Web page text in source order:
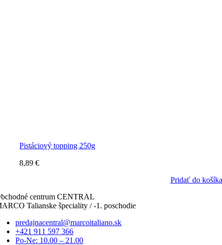
Pistáciový topping 250g
8,89€
Pridať do košíka
centrum CENTRAL
Talianske špeciality / -1. poschodie
predajnacentral@marcoitaliano.sk
+421 911 597 366
Po-Ne: 10.00 – 21.00